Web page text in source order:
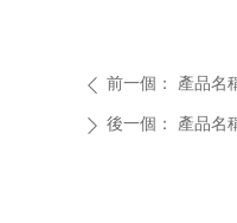
ꄴ 前一個： 產品名
ꄲ 後一個： 產品名